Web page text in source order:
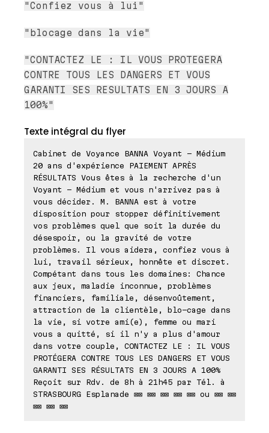
"Confiez vous à lui"
"blocage dans la vie"
"CONTACTEZ LE : IL VOUS PROTEGERA
CONTRE TOUS LES DANGERS ET VOUS
GARANTI SES RESULTATS EN 3 JOURS A
100%"
Texte intégral du flyer
Cabinet de Voyance BANNA Voyant - Médium
20 ans d'expérience PAIEMENT APRÈS
RÉSULTATS Vous êtes à la recherche d'un
Voyant - Médium et vous n'arrivez pas à
vous décider. M. BANNA est à votre
disposition pour stopper définitivement
vos problèmes quel que soit la durée du
désespoir, ou la gravité de votre
problèmes. Il vous aidera, confiez vous à
lui, travail sérieux, honnête et discret.
Compétant dans tous les domaines: Chance
aux jeux, maladie inconnue, problèmes
financiers, familiale, désenvoûtement,
attraction de la clientèle, blo-cage dans
la vie, si votre ami(e), femme ou mari
vous a quitté, si il n'y a plus d'amour
dans votre couple, CONTACTEZ LE : IL VOUS
PROTÉGERA CONTRE TOUS LES DANGERS ET VOUS
GARANTI SES RÉSULTATS EN 3 JOURS A 100%
Reçoit sur Rdv. de 8h à 21h45 par Tél. à
STRASBOURG Esplanade ⊠⊠ ⊠⊠ ⊠⊠ ⊠⊠ ⊠⊠ ou ⊠⊠ ⊠⊠
⊠⊠ ⊠⊠ ⊠⊠